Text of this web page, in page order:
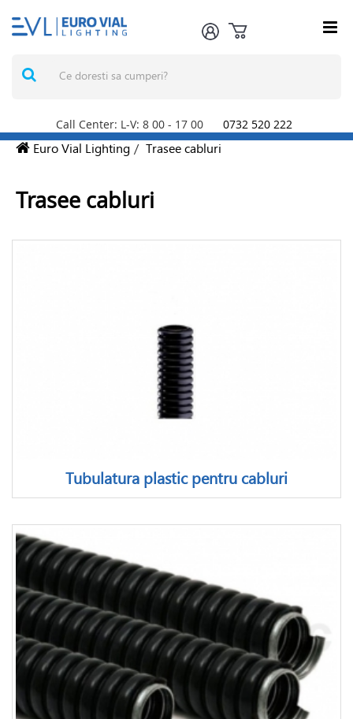
Call Center: L-V: 8 00 - 17 00 0732 520 222
Euro Vial Lighting / Trasee cabluri
Trasee cabluri
Tubulatura plastic pentru cabluri